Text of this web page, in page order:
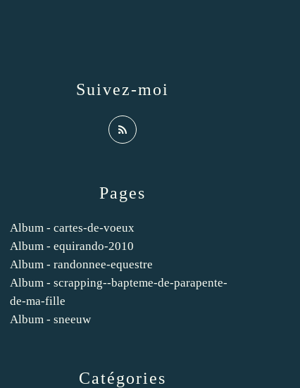
Catégories
Pages
Album - cartes-de-voeux
Album - equirando-2010
Album - randonnee-equestre
Album - scrapping--bapteme-de-parapente-
de-ma-fille
Album - sneeuw
Suivez-moi